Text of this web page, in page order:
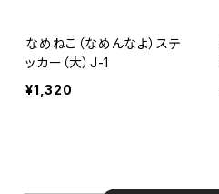
なめねこ（なめんなよ）ステ
ッカー（大）J-1
¥1,320